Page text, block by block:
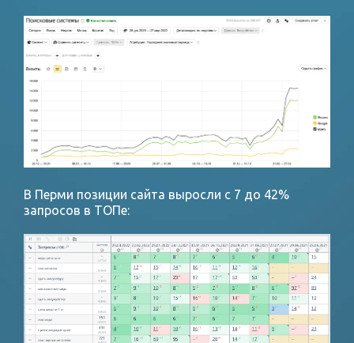
В Перми позиции сайта выросли с 7 до 42%
запросов в ТОПе: